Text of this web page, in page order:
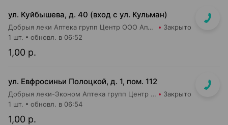
ул. Куйбышева, д. 40 (вход с ул. Кульман)
Добрыя леки Аптека групп Центр ООО Аптека №2 Закрыто
1,00 р.
1 шт. обновл. в 06:52
ул. Евфросиньи Полоцкой, д. 1, пом. 112
Добрыя леки-Эконом Аптека групп Центр ООО Аптека №64 Закрыто
1,00 р.
1 шт. обновл. в 06:54